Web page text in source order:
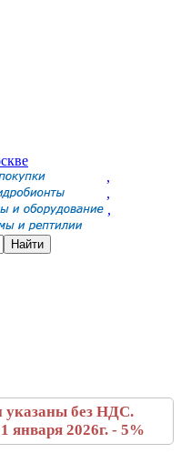
,
,
,
указаны без НДС.
января 2026г. - 5%